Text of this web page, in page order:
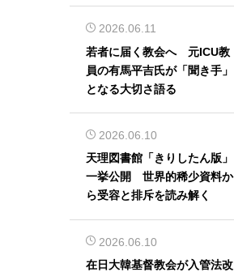
2026.06.11
若者に届く教会へ 元ICU教
員の有馬平吉氏が「聞き手」
となる大切さ語る
2026.06.10
天理図書館「きりしたん版」
一挙公開 世界的稀少資料か
ら受容と排斥を読み解く
2026.06.10
在日大韓基督教会が入管法改